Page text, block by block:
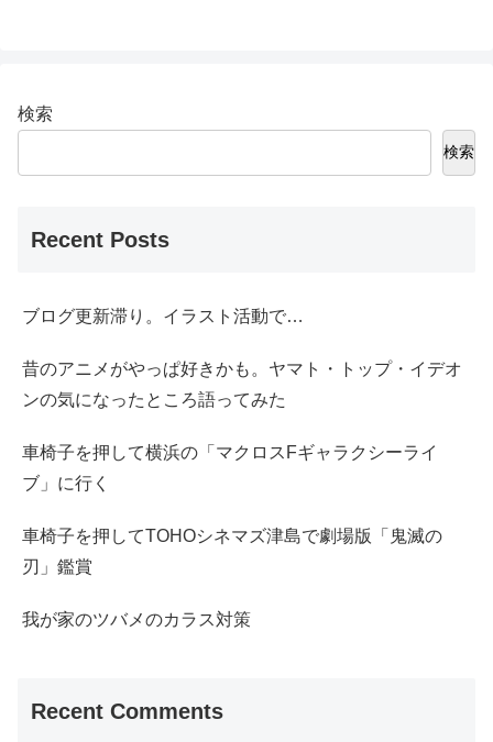
検索
検索
Recent Posts
ブログ更新滞り。イラスト活動で…
昔のアニメがやっぱ好きかも。ヤマト・トップ・イデオ
ンの気になったところ語ってみた
車椅子を押して横浜の「マクロスFギャラクシーライ
ブ」に行く
車椅子を押してTOHOシネマズ津島で劇場版「鬼滅の
刃」鑑賞
我が家のツバメのカラス対策
Recent Comments